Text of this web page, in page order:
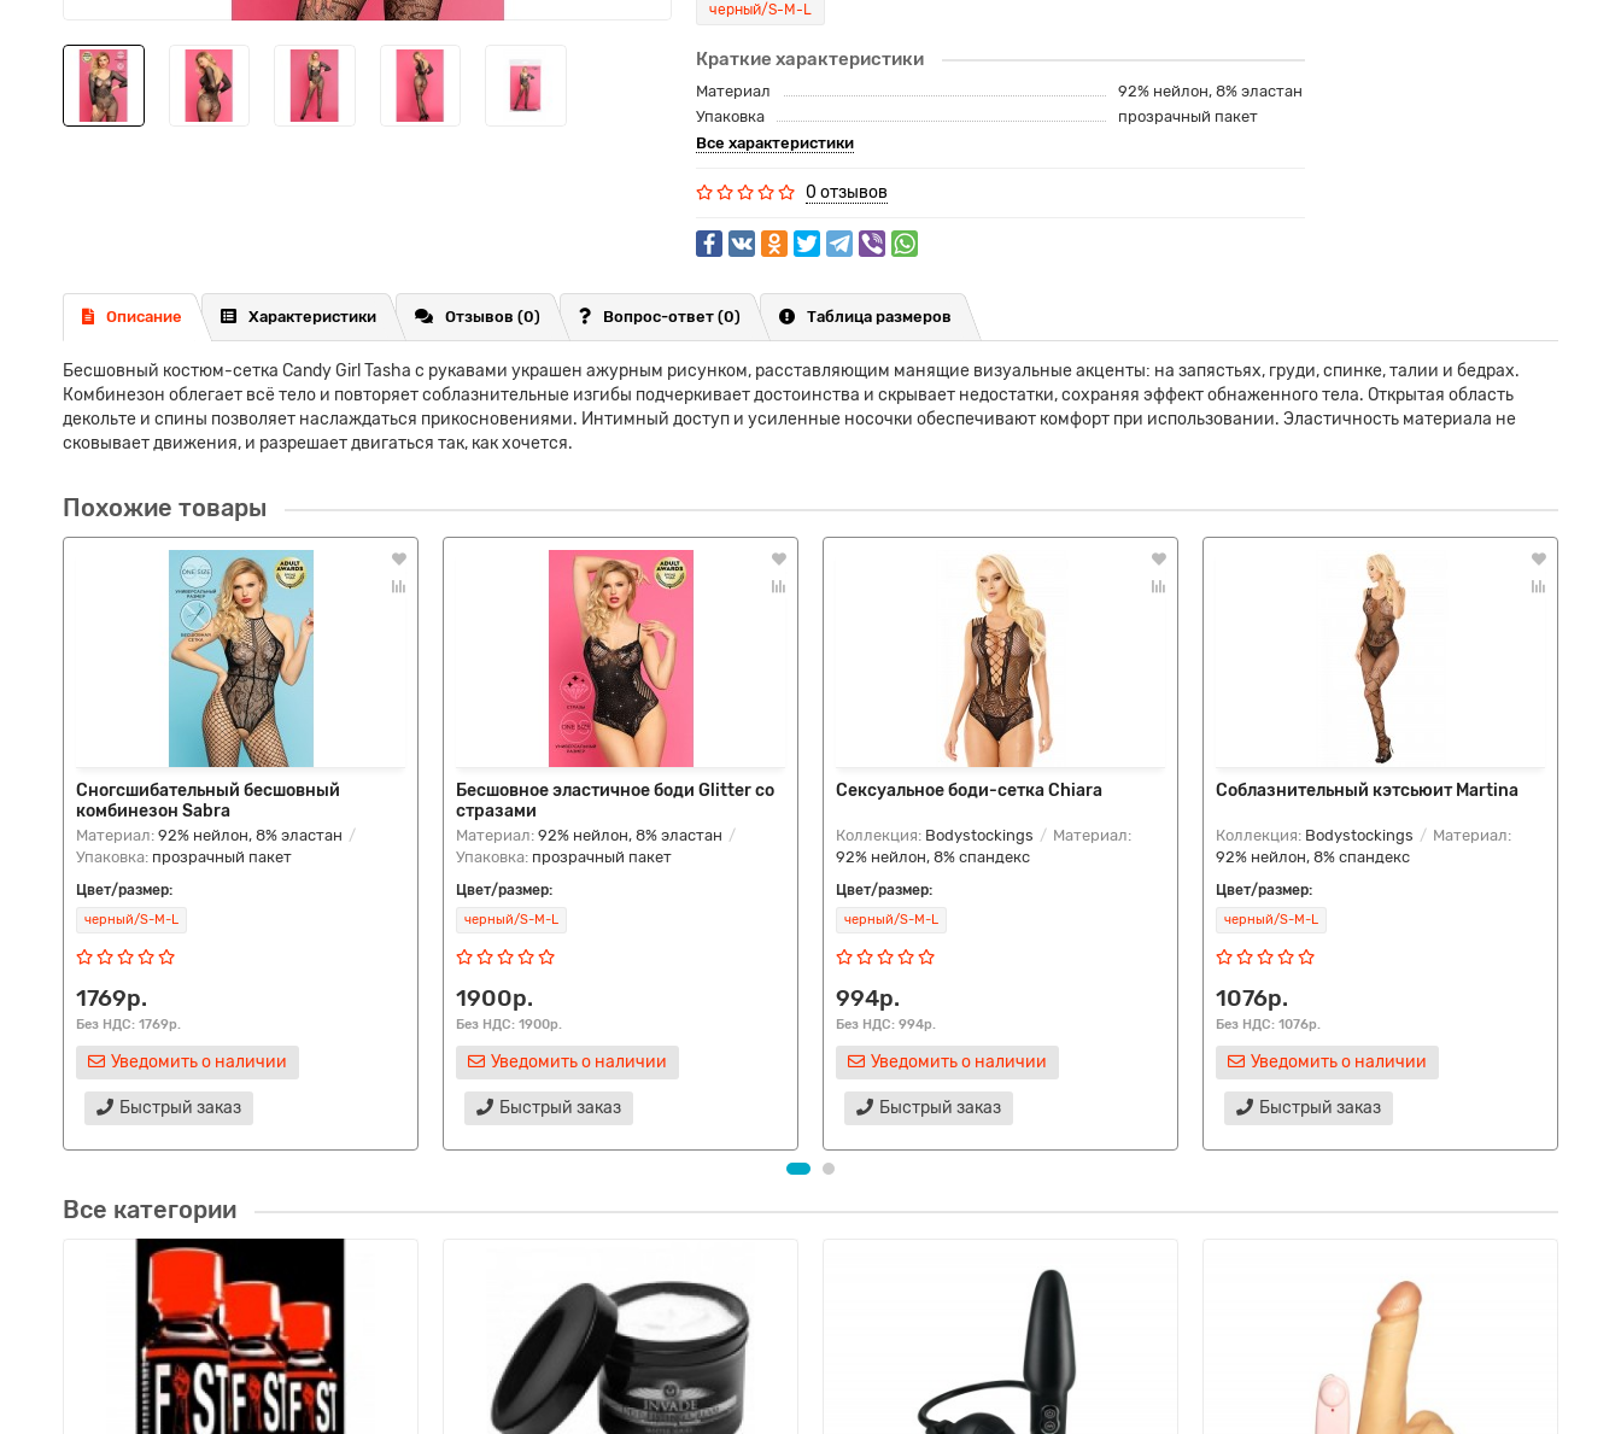
черный/S-M-L
Краткие характеристики
Материал
92% нейлон, 8% эластан
Упаковка
прозрачный пакет
Все характеристики
0 отзывов
Описание Характеристики Отзывов (0) Вопрос-ответ (0) Таблица размеров
Бесшовный костюм-сетка Candy Girl Tasha с рукавами украшен ажурным рисунком, расставляющим манящие визуальные акценты: на запястьях, груди, спинке, талии и бедрах.
Комбинезон облегает всё тело и повторяет соблазнительные изгибы подчеркивает достоинства и скрывает недостатки, сохраняя эффект обнаженного тела. Открытая область
декольте и спины позволяет наслаждаться прикосновениями. Интимный доступ и усиленные носочки обеспечивают комфорт при использовании. Эластичность материала не
сковывает движения, и разрешает двигаться так, как хочется.
Похожие товары
Сногсшибательный бесшовный
комбинезон Sabra
Материал: 92% нейлон, 8% эластан
Упаковка: прозрачный пакет
Цвет/размер:
черный/S-M-L
1769р.
Без НДС: 1769р.
Уведомить о наличии
Быстрый заказ
Бесшовное эластичное боди Glitter со
стразами
Материал: 92% нейлон, 8% эластан
Упаковка: прозрачный пакет
Цвет/размер:
черный/S-M-L
1900р.
Без НДС: 1900р.
Уведомить о наличии
Быстрый заказ
Сексуальное боди-сетка Chiara
Коллекция: Bodystockings
Материал:
92% нейлон, 8% спандекс
Цвет/размер:
черный/S-M-L
994р.
Без НДС: 994р.
Уведомить о наличии
Быстрый заказ
Соблазнительный кэтсьюит Martina
Коллекция: Bodystockings
Материал:
92% нейлон, 8% спандекс
Цвет/размер:
черный/S-M-L
1076р.
Без НДС: 1076р.
Уведомить о наличии
Быстрый заказ
Все категории